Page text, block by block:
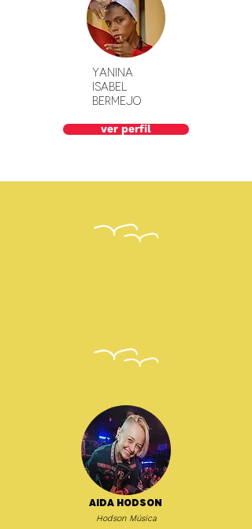
Yanina
Isabel
Bermejo
ver perfil
Aida Hodson
Hodson Música